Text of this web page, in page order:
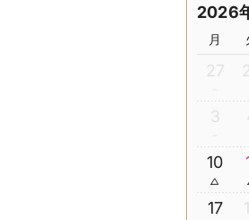
2026
月
27
3
10
17